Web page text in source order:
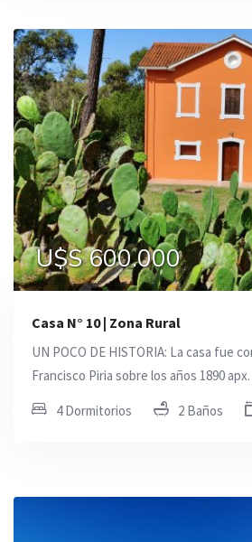
U$S 600.000
Casa N° 10 | Zona Rural
UN POCO DE HISTORIA: La casa fue
Francisco Piria sobre los años 1890 apx.
4 Dormitorios 2 Baños